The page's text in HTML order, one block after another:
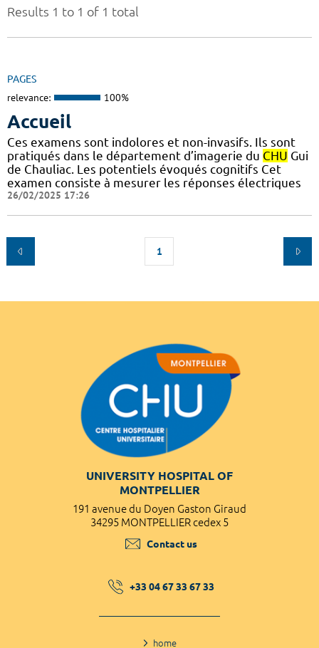
Results 1 to 1 of 1 total
PAGES
relevance: 100%
Accueil
Ces examens sont indolores et non-invasifs. Ils sont
pratiqués dans le département d’imagerie du CHU Gui
de Chauliac. Les potentiels évoqués cognitifs Cet
examen consiste à mesurer les réponses électriques
26/02/2025 17:26
1
UNIVERSITY HOSPITAL OF
MONTPELLIER
191 avenue du Doyen Gaston Giraud
34295 MONTPELLIER cedex 5
Contact us
+33 04 67 33 67 33
home